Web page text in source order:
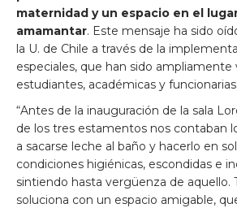
maternidad y un espacio en el
amamantar. Este mensaje ha sido
la U. de Chile a través de la
especiales, que han sido ampliamente
estudiantes, académicas y funcionarias.
“Antes de la inauguración de la sala
de los tres estamentos nos contaban
a sacarse leche al baño y hacerlo en
condiciones higiénicas, escondidas e
sintiendo hasta vergüenza de aquello.
soluciona con un espacio amigable,